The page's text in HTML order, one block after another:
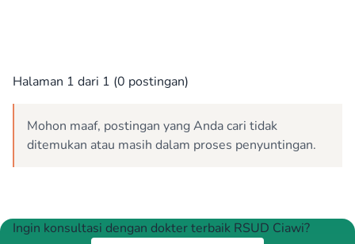
Halaman 1 dari 1 (0 postingan)
Mohon maaf, postingan yang Anda cari tidak
ditemukan atau masih dalam proses penyuntingan.
Ingin konsultasi dengan dokter terbaik RSUD Ciawi?